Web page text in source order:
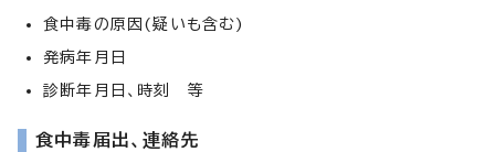
食中毒の原因(疑いも含む)
発病年月日
診断年月日、時刻 等
食中毒届出、連絡先